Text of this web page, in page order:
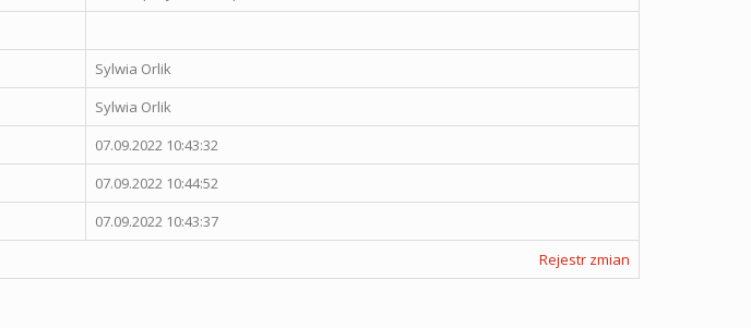
Sylwia Orlik
Sylwia Orlik
07.09.2022 10:43:32
07.09.2022 10:44:52
07.09.2022 10:43:37
Rejestr zmian